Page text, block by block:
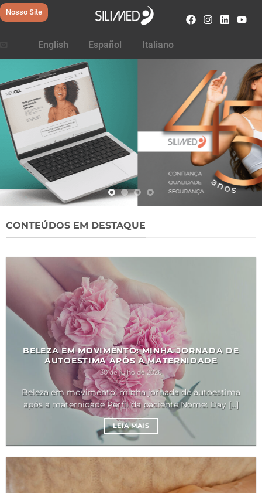
Nosso Site
English Español Italiano
CONTEÚDOS EM DESTAQUE
BELEZA EM MOVIMENTO: MINHA JORNADA DE
AUTOESTIMA APÓS A MATERNIDADE
30 de julho de 2026
Beleza em movimento: minha jornada de autoestima
após a maternidade Perfil da paciente Nome: Day [...]
LEIA MAIS